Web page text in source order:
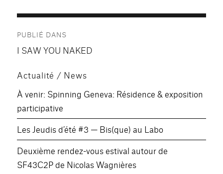
de
PUBLIÉ DANS
I SAW YOU NAKED
Actualité / News
À venir: Spinning Geneva: Résidence & exposition
participative
Les Jeudis d’été #3 — Bis(que) au Labo
Deuxième rendez-vous estival autour de
SF43C2P de Nicolas Wagnières